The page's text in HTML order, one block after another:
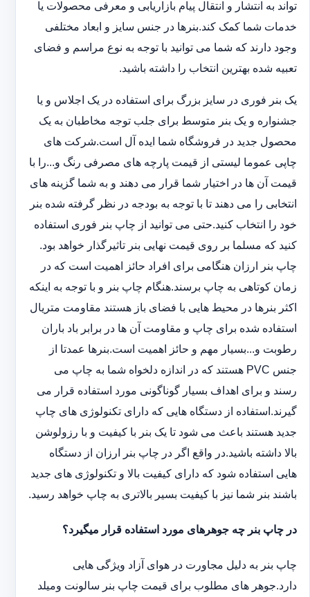
تواند به انتشار و انتقال پیام بازاریابی و معرفی محصولات یا
خدمات شما کمک کند.بنرها در جنس سایز و ابعاد مختلفی
وجود دارند که شما می توانید با توجه به نوع مراسم و فضای
تعبیه شده بهترین انتخاب را داشته باشید.
یک بنر فوری در سایز بزرگ برای استفاده در یک اجلاس و یا
جشنواره و یک بنر متوسط برای جلب توجه مخاطبان به یک
محصول جدید در فروشگاه شما ایده آل است.شرکت های
چاپی عموما لیستی از قیمت پارچه های مصرفی رنگ و...را با
قیمت آن ها در اختیار شما قرار می دهند و به شما گزینه های
انتخابی را می دهند تا با توجه به بودجه در نظر گرفته شده بنر
خود را انتخاب کنید.حتی می توانید از چاپ بنر فوری استفاده
کنید که مسلما بر روی قیمت نهایی بنر تاثیرگذار خواهد بود.
چاپ بنر ارزان هنگامی برای افراد حائز اهمیت است که در
زمان کوتاهی به چاپ برسند.هنگام چاپ بنر و با توجه به اینکه
اکثر بنرها در محیط هایی با فضای باز هستند مقاومت متریال
استفاده شده برای چاپ و مقاومت آن ها در برابر باد باران
رطوبت و...بسیار مهم و حائز اهمیت است.بنرها عمدتا از
جنس PVC هستند که در اندازه دلخواه شما به چاپ می
رسند و برای اهداف بسیار گوناگونی مورد استفاده قرار می
گیرند.استفاده از دستگاه هایی که دارای تکنولوژی های چاپ
جدید هستند باعث می شود تا یک بنر با کیفیت و با رزولوشن
بالا داشته باشید.در واقع اگر در چاپ بنر ارزان از دستگاه
هایی استفاده شود که دارای کیفیت بالا و تکنولوژی های جدید
باشند بنر شما نیز با کیفیت بسیر بالاتری به چاپ خواهد رسید.
در چاپ بنر چه جوهرهای مورد استفاده قرار میگیرد؟
چاپ بنر به دلیل مجاورت در هوای آزاد ویژگی هایی
دارد.جوهر های مطلوب برای قیمت چاپ بنر سالونت ‏و‏‏میلد